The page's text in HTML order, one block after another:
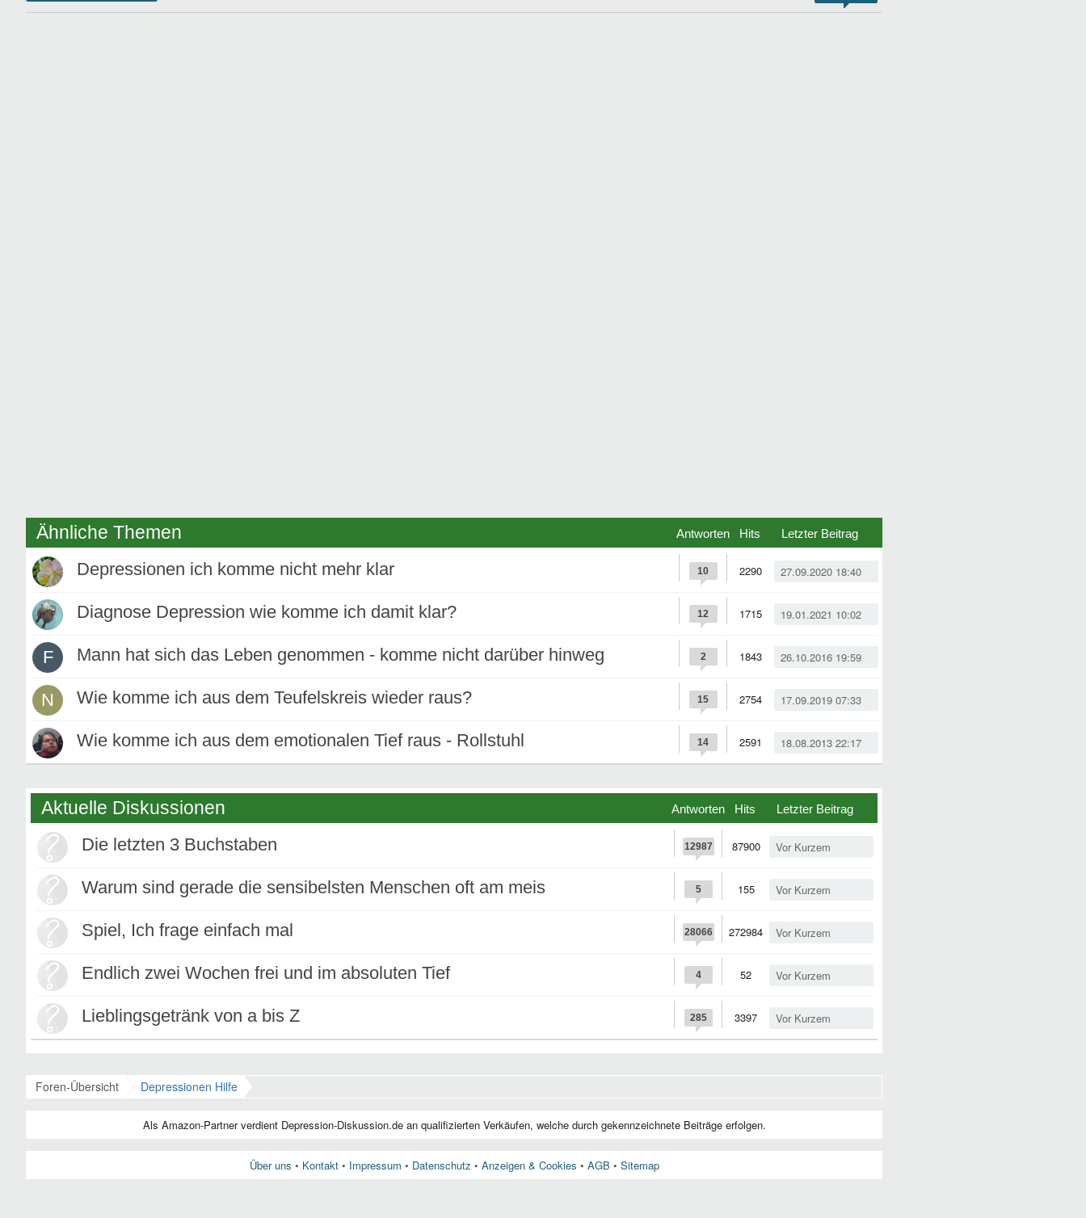
Ähnliche Themen Hits
Antworten Letzter Beitrag
Depressionen ich komme nicht mehr klar 27.09.2020 18:40
2290
10
Diagnose Depression wie komme ich damit klar? 19.01.2021 10:02
1715
12
F Mann hat sich das Leben genommen - komme nicht darüber hinweg 26.10.2016 19:59
1843
2
N Wie komme ich aus dem Teufelskreis wieder raus? 17.09.2019 07:33
2754
15
Wie komme ich aus dem emotionalen Tief raus - Rollstuhl 18.08.2013 22:17
2591
14
Aktuelle Diskussionen Hits
Antworten Letzter Beitrag
Die letzten 3 Buchstaben Vor Kurzem
87900
12987
Warum sind gerade die sensibelsten Menschen oft am meis Vor Kurzem
155
5
Spiel, Ich frage einfach mal Vor Kurzem
272984
28066
Endlich zwei Wochen frei und im absoluten Tief Vor Kurzem
52
4
Lieblingsgetränk von a bis Z Vor Kurzem
3397
285
Foren-Übersicht Depressionen Hilfe
Über uns • Kontakt• Impressum • Datenschutz • Anzeigen & Cookies • AGB • Sitemap